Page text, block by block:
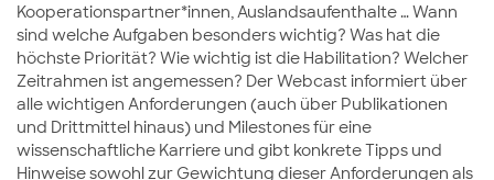
Kooperationspartner*innen, Auslandsaufenthalte … Wann
sind welche Aufgaben besonders wichtig? Was hat die
höchste Priorität? Wie wichtig ist die Habilitation? Welcher
Zeitrahmen ist angemessen? Der Webcast informiert über
alle wichtigen Anforderungen (auch über Publikationen
und Drittmittel hinaus) und Milestones für eine
wissenschaftliche Karriere und gibt konkrete Tipps und
Hinweise sowohl zur Gewichtung dieser Anforderungen als